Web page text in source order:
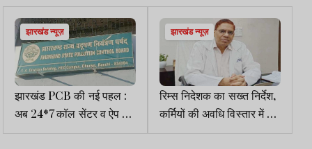
झारखंड न्यूज़
झारखंड PCB की नई पहल :
अब 24*7 कॉल सेंटर व ऐप के
जरिये कर सकेंगे प्रदूषण की
झारखंड न्यूज़
रिम्स निदेशक का सख्त निर्देश,
कर्मियों की अवधि विस्तार में देरी
पर होगी कार्रवाई